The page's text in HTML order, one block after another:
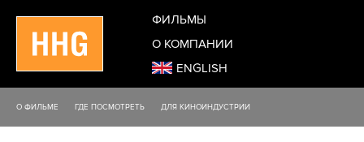
ФИЛЬМЫ
О КОМПАНИИ
ENGLISH
О ФИЛЬМЕ ГДЕ ПОСМОТРЕТЬ ДЛЯ КИНОИНДУСТРИИ